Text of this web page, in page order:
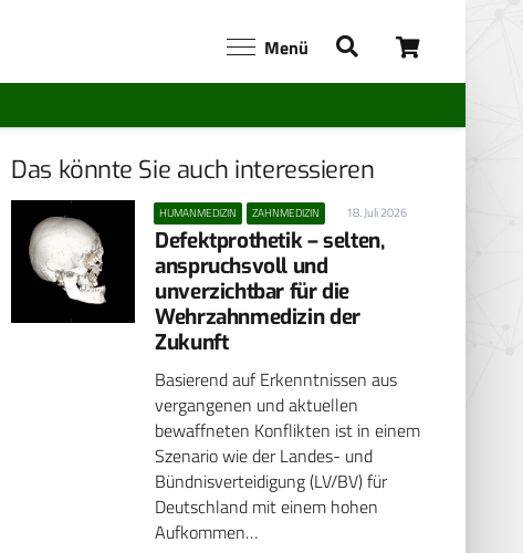
Menü
Das könnte Sie auch interessieren
HUMANMEDIZIN ZAHNMEDIZIN 18. Juli 2026
Defektprothetik – selten,
anspruchsvoll und
unverzichtbar für die
Wehrzahnmedizin der
Zukunft
Basierend auf Erkenntnissen aus
vergangenen und aktuellen
bewaffneten Konflikten ist in einem
Szenario wie der Landes- und
Bündnisverteidigung (LV/BV) für
Deutschland mit einem hohen
Aufkommen…